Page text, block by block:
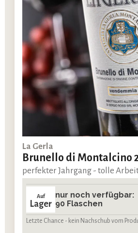
La Gerla
Brunello di Montalcino
perfekter Jahrgang - tolle
Auf
Lager
nur noch verfügbar:
90 Flaschen
Letzte Chance - kein Nachschub vom